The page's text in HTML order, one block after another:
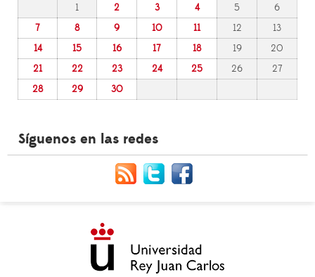
1 2 3 4 5
6
7
8 9 10 11 12
13
14
15 16 17 18 19
20
21
22 23 24 25 26
27
28
29 30
Síguenos en las redes